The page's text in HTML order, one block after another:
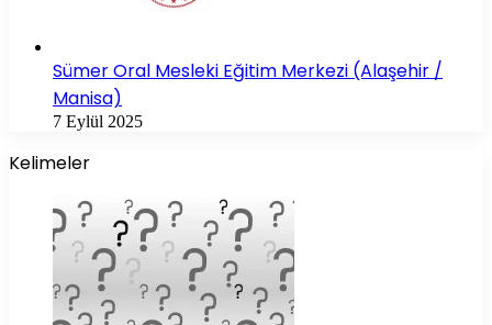
Sümer Oral Mesleki Eğitim Merkezi (Alaşehir /
Manisa)
7 Eylül 2025
Kelimeler